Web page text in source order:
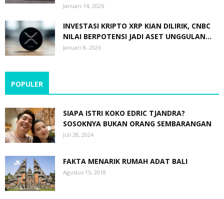
Januari 14, 2026
INVESTASI KRIPTO XRP KIAN DILIRIK, CNBC
NILAI BERPOTENSI JADI ASET UNGGULAN...
Januari 8, 2026
POPULER
SIAPA ISTRI KOKO EDRIC TJANDRA?
SOSOKNYA BUKAN ORANG SEMBARANGAN
Juli 28, 2024
FAKTA MENARIK RUMAH ADAT BALI
Agustus 15, 2018